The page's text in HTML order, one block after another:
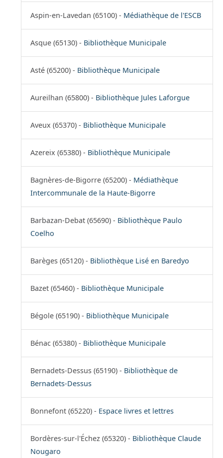
Aspin-en-Lavedan (65100) - Médiathèque de l'ESCB
Asque (65130) - Bibliothèque Municipale
Asté (65200) - Bibliothèque Municipale
Aureilhan (65800) - Bibliothèque Jules Laforgue
Aveux (65370) - Bibliothèque Municipale
Azereix (65380) - Bibliothèque Municipale
Bagnères-de-Bigorre (65200) - Médiathèque
Intercommunale de la Haute-Bigorre
Barbazan-Debat (65690) - Bibliothèque Paulo
Coelho
Barèges (65120) - Bibliothèque Lisé en Baredyo
Bazet (65460) - Bibliothèque Municipale
Bégole (65190) - Bibliothèque Municipale
Bénac (65380) - Bibliothèque Municipale
Bernadets-Dessus (65190) - Bibliothèque de
Bernadets-Dessus
Bonnefont (65220) - Espace livres et lettres
Bordères-sur-l'Échez (65320) - Bibliothèque Claude
Nougaro